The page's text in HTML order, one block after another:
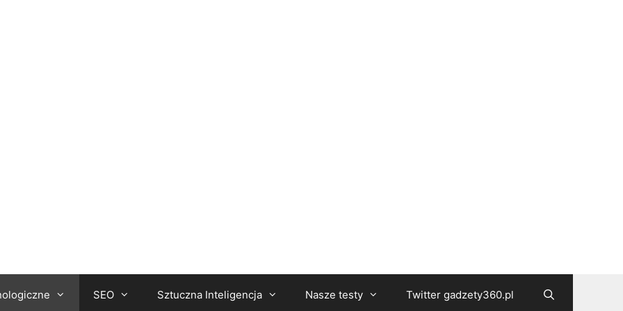
SEO Sztuczna Inteligencja Nasze testy Twitter gadzety360.pl